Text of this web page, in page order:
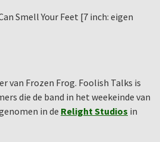
Smell Your Feet [7 inch: eigen
van Frozen Frog. Foolish Talks is
die de band in het weekeinde van
in de Relight Studios in